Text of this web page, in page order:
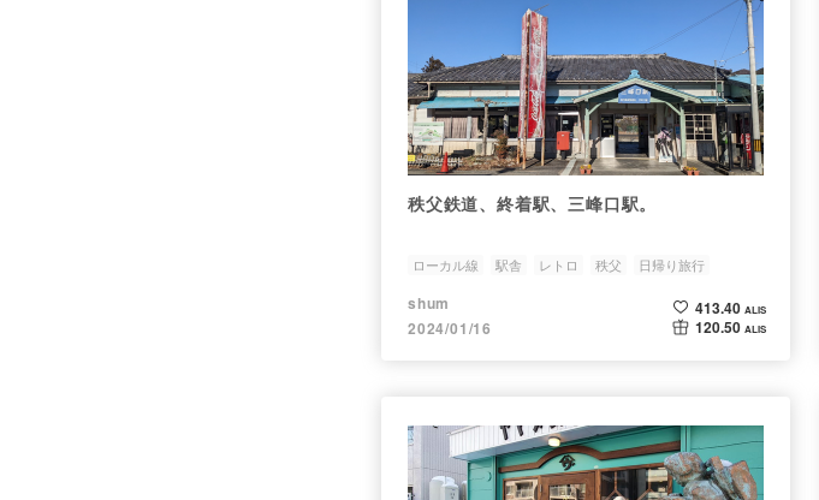
秩父鉄道、終着駅、三峰口駅。
ローカル線 駅舎 レトロ 秩父 日帰り旅行
shum
2024/01/16
413.40 ALIS
120.50 ALIS